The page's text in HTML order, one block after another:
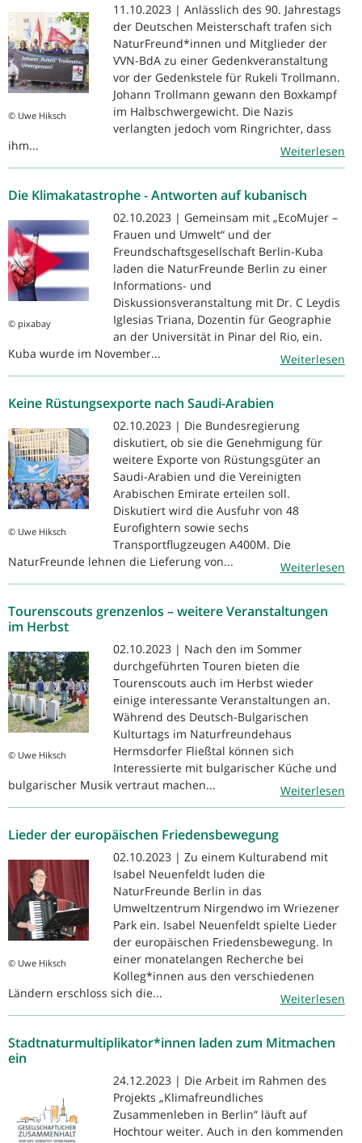
© Uwe Hiksch
11.10.2023 | Anlässlich des 90. Jahrestags
der Deutschen Meisterschaft trafen sich
NaturFreund*innen und Mitglieder der
VVN-BdA zu einer Gedenkveranstaltung
vor der Gedenkstele für Rukeli Trollmann.
Johann Trollmann gewann den Boxkampf
im Halbschwergewicht. Die Nazis
verlangten jedoch vom Ringrichter, dass
ihm...
Weiterlesen
Die Klimakatastrophe - Antworten auf kubanisch
© pixabay
02.10.2023 | Gemeinsam mit „EcoMujer –
Frauen und Umwelt“ und der
Freundschaftsgesellschaft Berlin-Kuba
laden die NaturFreunde Berlin zu einer
Informations- und
Diskussionsveranstaltung mit Dr. C Leydis
Iglesias Triana, Dozentin für Geographie
an der Universität in Pinar del Rio, ein.
Kuba wurde im November...
Weiterlesen
Keine Rüstungsexporte nach Saudi-Arabien
© Uwe Hiksch
02.10.2023 | Die Bundesregierung
diskutiert, ob sie die Genehmigung für
weitere Exporte von Rüstungsgüter an
Saudi-Arabien und die Vereinigten
Arabischen Emirate erteilen soll.
Diskutiert wird die Ausfuhr von 48
Eurofightern sowie sechs
Transportflugzeugen A400M. Die
NaturFreunde lehnen die Lieferung von...
Weiterlesen
Tourenscouts grenzenlos – weitere Veranstaltungen
im Herbst
© Uwe Hiksch
02.10.2023 | Nach den im Sommer
durchgeführten Touren bieten die
Tourenscouts auch im Herbst wieder
einige interessante Veranstaltungen an.
Während des Deutsch-Bulgarischen
Kulturtags im Naturfreundehaus
Hermsdorfer Fließtal können sich
Interessierte mit bulgarischer Küche und
bulgarischer Musik vertraut machen...
Weiterlesen
Lieder der europäischen Friedensbewegung
© Uwe Hiksch
02.10.2023 | Zu einem Kulturabend mit
Isabel Neuenfeldt luden die
NaturFreunde Berlin in das
Umweltzentrum Nirgendwo im Wriezener
Park ein. Isabel Neuenfeldt spielte Lieder
der europäischen Friedensbewegung. In
einer monatelangen Recherche bei
Kolleg*innen aus den verschiedenen
Ländern erschloss sich die...
Weiterlesen
Stadtnaturmultiplikator*innen laden zum Mitmachen
ein
24.12.2023 | Die Arbeit im Rahmen des
Projekts „Klimafreundliches
Zusammenleben in Berlin“ läuft auf
Hochtour weiter. Auch in den kommenden